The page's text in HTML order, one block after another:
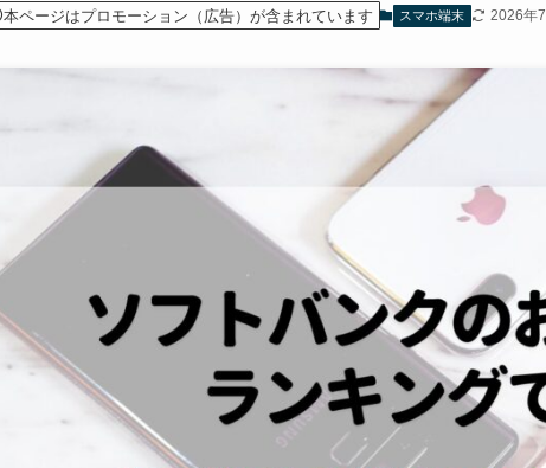
本ページはプロモーション（広告）が含まれています スマホ端末 2026年